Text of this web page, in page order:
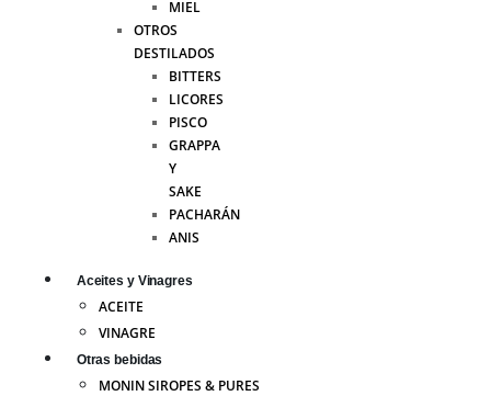
MIEL
OTROS
DESTILADOS
BITTERS
LICORES
PISCO
GRAPPA
Y
SAKE
PACHARÁN
ANIS
Aceites y Vinagres
ACEITE
VINAGRE
Otras bebidas
MONIN SIROPES & PURES